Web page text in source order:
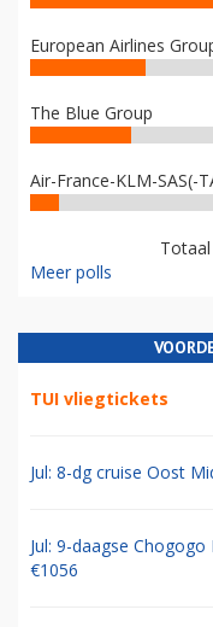
European Airlines
The Blue Group
Air-France-KLM-SAS(-
Meer polls
TUI vliegtickets
Jul: 8-dg cruise Oost
Jul: 9-daagse
€1056